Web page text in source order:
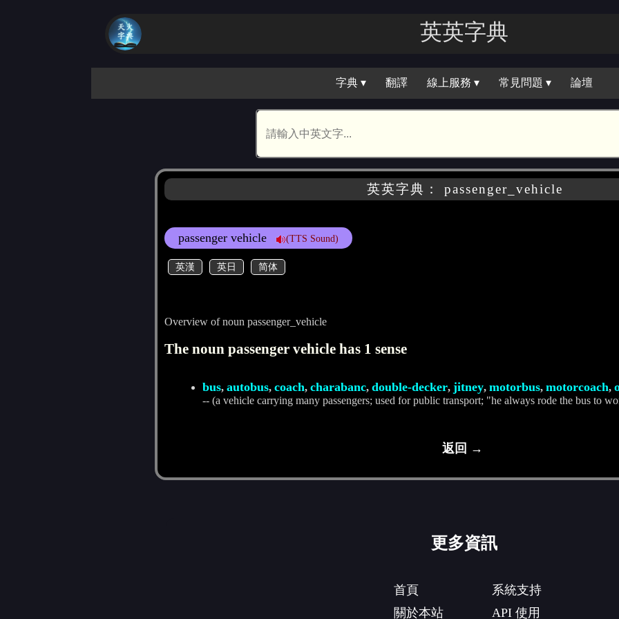
英英字典
字典 ▾ 翻譯 線上服務 ▾ 常見問題 ▾ 論壇
英英字典： passenger_vehicle
passenger vehicle (TTS Sound)
英漢 英日 简体
Overview of noun passenger_vehicle
The noun passenger vehicle has 1 sense
bus, autobus, coach, charabanc, double-decker, jitney, motorbus, motorcoach,
-- (a vehicle carrying many passengers; used for public transport; "he always rode the bus to
返回 →
更多資訊
首頁
關於本站
系統支持
API 使用